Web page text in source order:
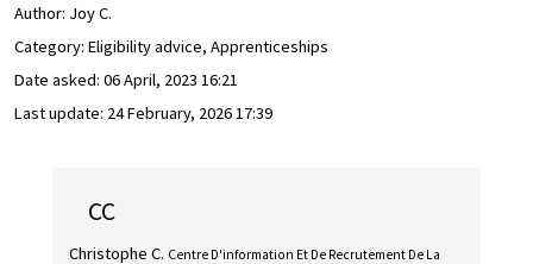
Author: Joy C.
Category: Eligibility advice, Apprenticeships
Date asked: 06 April, 2023 16:21
Last update: 24 February, 2026 17:39
CC
Christophe C. Centre D'information Et De Recrutement De La